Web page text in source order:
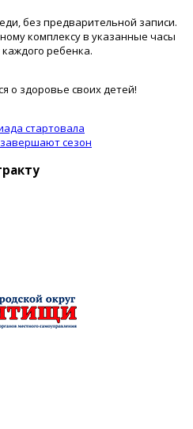
без предварительной записи.
комплексу в указанные часы
ребенка.
о здоровье своих детей!
стартовала
сезон